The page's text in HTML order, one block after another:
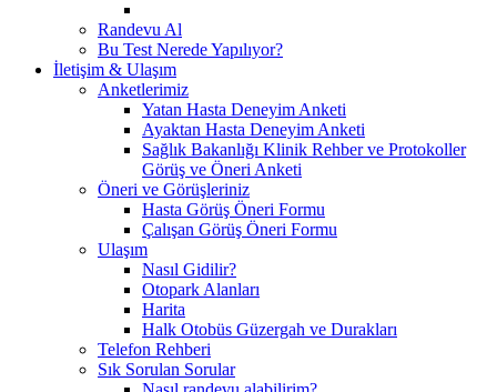
Randevu Al
Bu Test Nerede Yapılıyor?
İletişim & Ulaşım
Anketlerimiz
Yatan Hasta Deneyim Anketi
Ayaktan Hasta Deneyim Anketi
Sağlık Bakanlığı Klinik Rehber ve Protokoller
Görüş ve Öneri Anketi
Öneri ve Görüşleriniz
Hasta Görüş Öneri Formu
Çalışan Görüş Öneri Formu
Ulaşım
Nasıl Gidilir?
Otopark Alanları
Harita
Halk Otobüs Güzergah ve Durakları
Telefon Rehberi
Sık Sorulan Sorular